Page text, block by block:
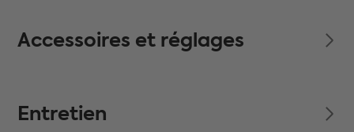
Accessoires et réglages
Entretien